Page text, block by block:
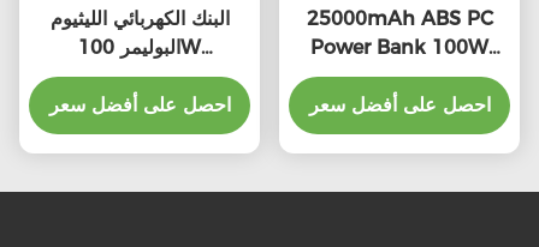
البنك الكهربائي الليثيوم
البوليمر 100W
25000mAh مع شحن
مؤشر LED
احصل على أفضل سعر
25000mAh ABS PC
Power Bank 100W
التوافق العالمي
احصل على أفضل سعر